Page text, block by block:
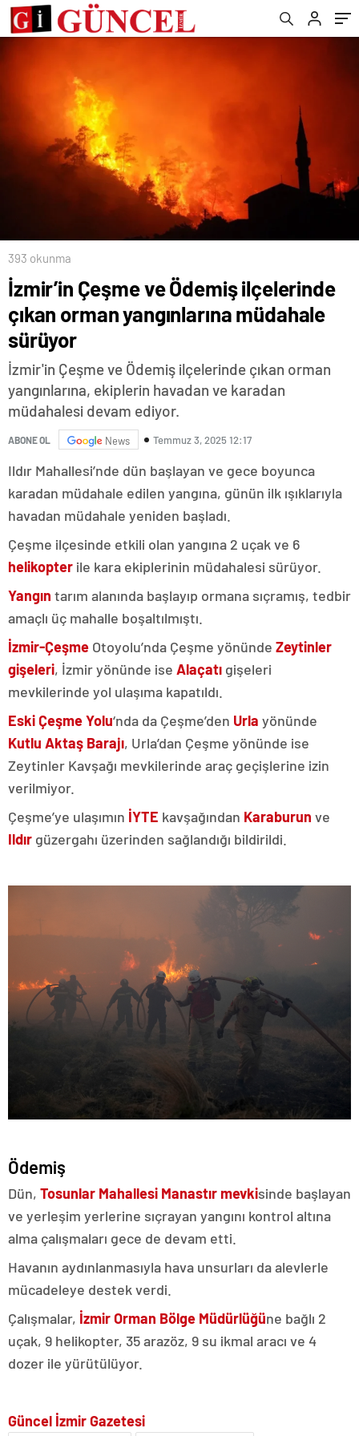
393 okunma
İzmir’in Çeşme ve Ödemiş ilçelerinde
çıkan orman yangınlarına müdahale
sürüyor
İzmir'in Çeşme ve Ödemiş ilçelerinde çıkan orman
yangınlarına, ekiplerin havadan ve karadan
müdahalesi devam ediyor.
ABONE OL News Temmuz 3, 2025 12:17
Ildır Mahallesi’nde dün başlayan ve gece boyunca
karadan müdahale edilen yangına, günün ilk ışıklarıyla
havadan müdahale yeniden başladı.
Çeşme ilçesinde etkili olan yangına 2 uçak ve 6
helikopter ile kara ekiplerinin müdahalesi sürüyor.
Yangın tarım alanında başlayıp ormana sıçramış, tedbir
amaçlı üç mahalle boşaltılmıştı.
İzmir-Çeşme Otoyolu’nda Çeşme yönünde Zeytinler
gişeleri, İzmir yönünde ise Alaçatı gişeleri
mevkilerinde yol ulaşıma kapatıldı.
Eski Çeşme Yolu‘nda da Çeşme’den Urla yönünde
Kutlu Aktaş Barajı, Urla’dan Çeşme yönünde ise
Zeytinler Kavşağı mevkilerinde araç geçişlerine izin
verilmiyor.
Çeşme’ye ulaşımın İYTE kavşağından Karaburun ve
Ildır güzergahı üzerinden sağlandığı bildirildi.
Ödemiş
Dün, Tosunlar Mahallesi Manastır mevkisinde başlayan
ve yerleşim yerlerine sıçrayan yangını kontrol altına
alma çalışmaları gece de devam etti.
Havanın aydınlanmasıyla hava unsurları da alevlerle
mücadeleye destek verdi.
Çalışmalar, İzmir Orman Bölge Müdürlüğüne bağlı 2
uçak, 9 helikopter, 35 arazöz, 9 su ikmal aracı ve 4
dozer ile yürütülüyor.
Güncel İzmir Gazetesi
130’a yükseldi